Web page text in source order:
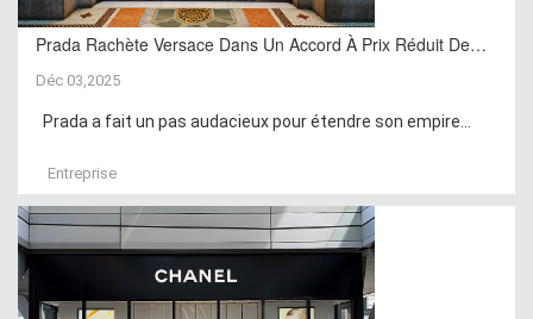
Prada Rachète Versace Dans Un Accord À Prix Réduit De…
Déc 03,2025
Prada a fait un pas audacieux pour étendre son empire...
Entreprise